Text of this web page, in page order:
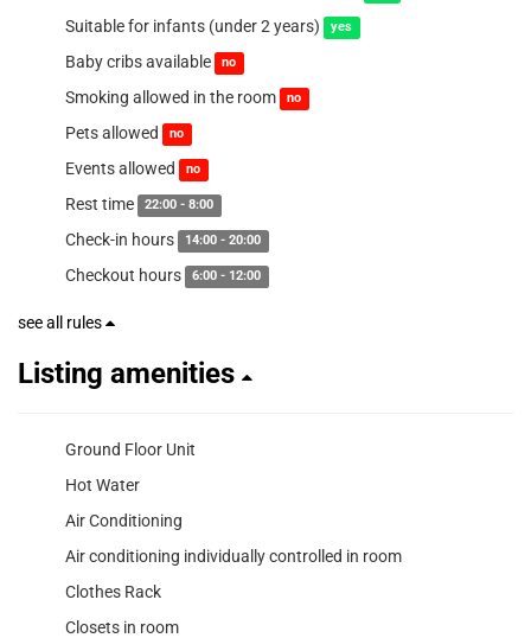
Suitable for infants (under 2 years) yes
Baby cribs available no
Smoking allowed in the room no
Pets allowed no
Events allowed no
Rest time 22:00 - 8:00
Check-in hours 14:00 - 20:00
Checkout hours 6:00 - 12:00
see all rules
Listing amenities
Ground Floor Unit
Hot Water
Air Conditioning
Air conditioning individually controlled in room
Clothes Rack
Closets in room